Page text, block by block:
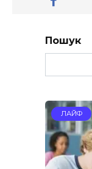
Пошук
ЛАЙФ